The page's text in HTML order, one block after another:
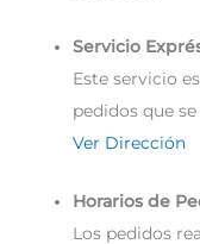
Servicio
Este servicio
pedidos que
Ver Dirección
Horarios de
Los pedidos